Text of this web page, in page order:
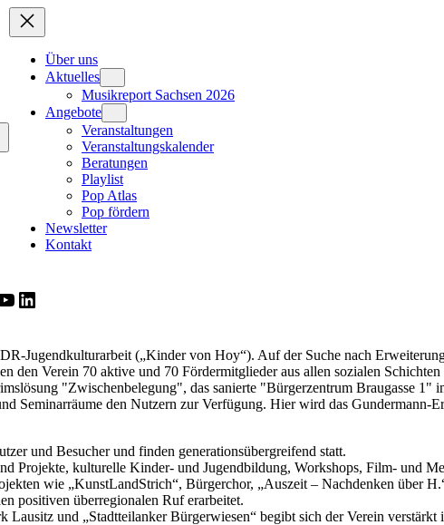
Über uns
Aktuelles
Musikreport Sachsen 2026
Angebote
Veranstaltungen
Veranstaltungskalender
Beratungen
Playlist
Pop Atlas
Pop fördern
Newsletter
Kontakt
LinkedIn
Jugendkulturarbeit („Kinder von Hoy“). Auf der Suche nach
den Verein 70 aktive und 70 Fördermitglieder aus allen sozialen
"Zwischenbelegung", das sanierte "Bürgerzentrum Braugasse 1"
Seminarräume den Nutzern zur Verfügung. Hier wird das Gundermann-
und Besucher und finden generationsübergreifend statt.
Projekte, kulturelle Kinder- und Jugendbildung, Workshops, Film- und
wie „KunstLandStrich“, Bürgerchor, „Auszeit – Nachdenken über
positiven überregionalen Ruf erarbeitet.
und „Stadtteilanker Bürgerwiesen“ begibt sich der Verein